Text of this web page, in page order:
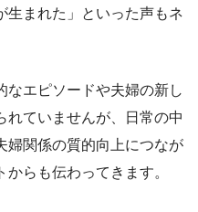
生まれた」といった声もネ
なエピソードや夫婦の新し
れていませんが、日常の中
婦関係の質的向上につなが
らも伝わってきます。